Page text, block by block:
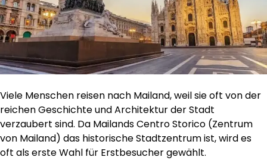
Viele Menschen reisen nach Mailand, weil sie oft von der
reichen Geschichte und Architektur der Stadt
verzaubert sind. Da Mailands Centro Storico (Zentrum
von Mailand) das historische Stadtzentrum ist, wird es
oft als erste Wahl für Erstbesucher gewählt.